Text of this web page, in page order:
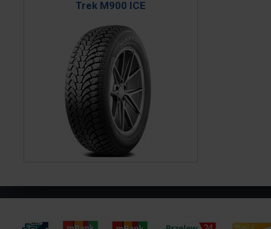
Trek M900 ICE